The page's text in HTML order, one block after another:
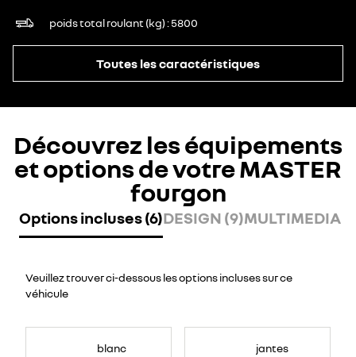
poids total roulant (kg) 5800
Toutes les caractéristiques
Découvrez les équipements
et options de votre MASTER
fourgon
Options incluses (6)DESIGN (9)MULTIMEDIA
Veuillez trouver ci-dessous les options incluses sur ce
véhicule
blanc
jantes